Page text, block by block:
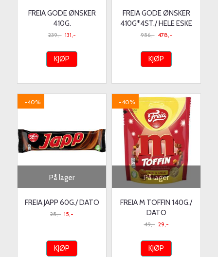
FREIA GODE ØNSKER
410G.
239,- 131,-
KJØP
FREIA GODE ØNSKER
410G*4ST./ HELE ESKE
956,- 478,-
KJØP
På lager
-40%
FREIA JAPP 60G./ DATO
25,- 15,-
KJØP
På lager
-40%
FREIA M TOFFIN 140G./
DATO
49,- 29,-
KJØP